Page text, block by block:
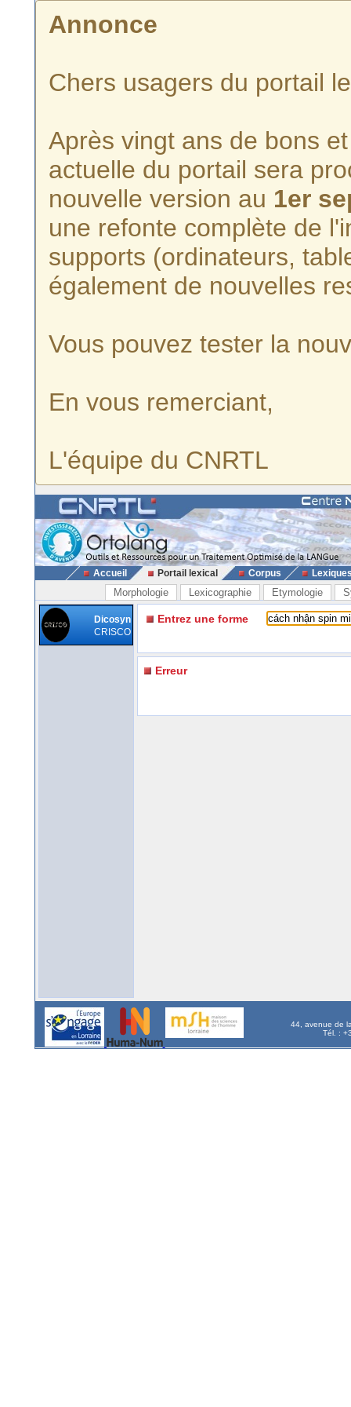
Annonce
Chers usagers du portail
Après vingt ans de bons
actuelle du portail sera
nouvelle version au 1er
une refonte complète de
supports (ordinateurs,
également de nouvelles
Vous pouvez tester la
En vous remerciant,
L'équipe du CNRTL
Accueil Portail lexical Corpus
Morphologie Lexicographie Etymologie
Dicosyn
CRISCO
Entrez une forme
Erreur
44, avenue de
Tél. :